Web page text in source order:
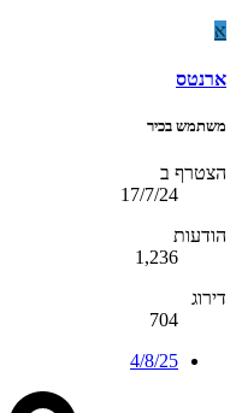
א
ארנטס
משתמש בכיר
הצטרף ב
17/7/24
הודעות
1,236
דירוג
704
4/8/25